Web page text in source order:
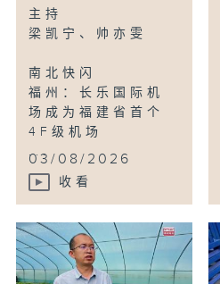
主持
梁凯宁、帅亦雯
南北快闪
福州：长乐国际机
场成为福建省首个
4F级机场
...
03/08/2026
收看